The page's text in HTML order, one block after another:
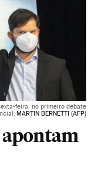
feira, no primeiro debate
MARTIN BERNETTI (AFP)
apontam